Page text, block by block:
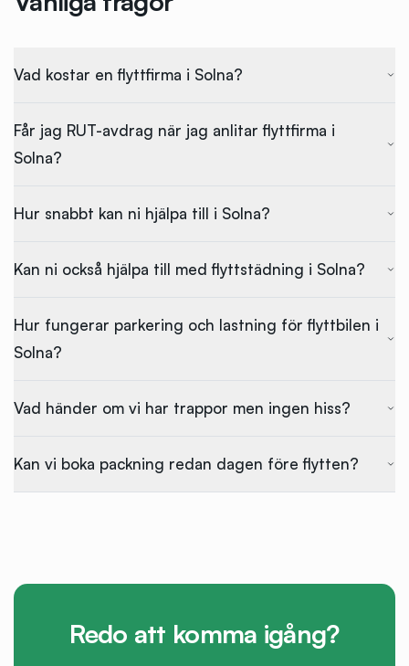
Vad kostar en flyttfirma i Solna?
Får jag RUT-avdrag när jag anlitar flyttfirma i
Solna?
Hur snabbt kan ni hjälpa till i Solna?
Kan ni också hjälpa till med flyttstädning i Solna?
Hur fungerar parkering och lastning för flyttbilen i
Solna?
Vad händer om vi har trappor men ingen hiss?
Kan vi boka packning redan dagen före flytten?
Redo att komma igång?